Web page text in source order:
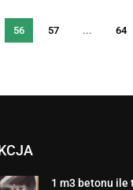
56 57 ... 64
1 m3 betonu ile